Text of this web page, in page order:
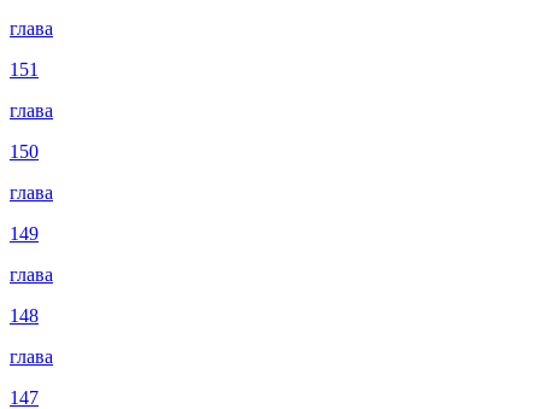
глава
151
глава
150
глава
149
глава
148
глава
147